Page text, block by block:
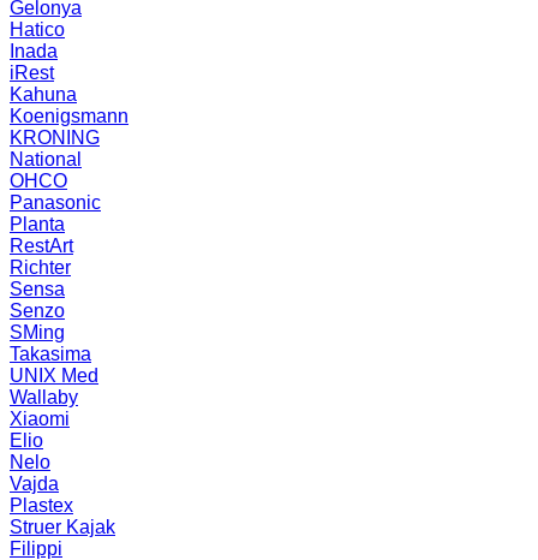
Gelonya
Hatico
Inada
iRest
Kahuna
Koenigsmann
KRONING
National
OHCO
Panasonic
Planta
RestArt
Richter
Sensa
Senzo
SMing
Takasima
UNIX Med
Wallaby
Xiaomi
Elio
Nelo
Vajda
Plastex
Struer Kajak
Filippi